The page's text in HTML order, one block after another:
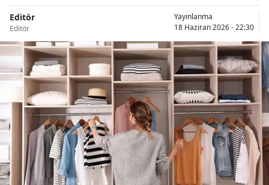
Editör
Editör
Yayınlanma
18 Haziran 2026 - 22:30